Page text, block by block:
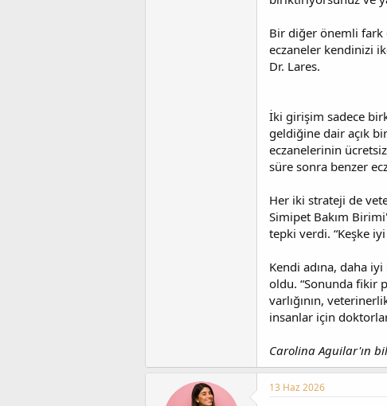
Bir diğer önemli fark
eczaneler kendinizi
Dr. Lares.
İki girişim sadece
geldiğine dair açık
eczanelerinin
süre sonra benzer
Her iki strateji de
Simipet Bakım
tepki verdi. “Keşke
Kendi adına, daha
oldu. “Sonunda fikir
varlığının,
insanlar için
Carolina Aguilar'ın
13 Haz 2026